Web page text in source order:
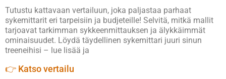
Tutustu kattavaan vertailuun, joka paljastaa parhaat
sykemittarit eri tarpeisiin ja budjeteille! Selvitä, mitkä mallit
tarjoavat tarkimman sykkeenmittauksen ja älykkäimmät
ominaisuudet. Löydä täydellinen sykemittari juuri sinun
treeneihisi – lue lisää ja
👉 Katso vertailu